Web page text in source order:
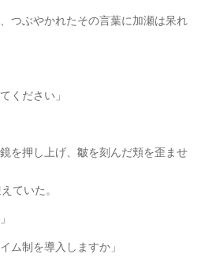
つぶやかれたその言葉に加瀬は呆れ
ください」
を押し上げ、皺を刻んだ頬を歪ませ
ていた。
ム制を導入しますか」